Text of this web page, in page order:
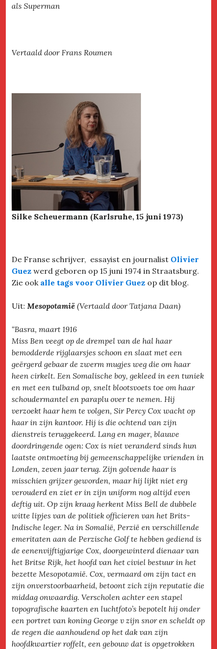
als Superman
Vertaald door Frans Roumen
Silke Scheuermann (Karlsruhe, 15 juni 1973)
De Franse schrijver, essayist en journalist Olivier
Guez werd geboren op 15 juni 1974 in Straatsburg.
Zie ook alle tags voor Olivier Guez op dit blog.
Uit: Mesopotamië (Vertaald door Tatjana Daan)
“Basra, maart 1916
Miss Ben veegt op de drempel van de hal haar
bemodderde rijglaarsjes schoon en slaat met een
geërgerd gebaar de zwerm mugjes weg die om haar
heen cirkelt. Een Somalische boy, gekleed in een tuniek
en met een tulband op, snelt blootsvoets toe om haar
schoudermantel en paraplu over te nemen. Hij
verzoekt haar hem te volgen, Sir Percy Cox wacht op
haar in zijn kantoor. Hij is die ochtend van zijn
dienstreis teruggekeerd. Lang en mager, blauwe
doordringende ogen: Cox is niet veranderd sinds hun
laatste ontmoeting bij gemeenschappelijke vrienden in
Londen, zeven jaar terug. Zijn golvende haar is
misschien grijzer geworden, maar hij lijkt niet erg
verouderd en ziet er in zijn uniform nog altijd even
deftig uit. Op zijn kraag herkent Miss Bell de dubbele
witte lipjes van de politiek officieren van het Brits-
Indische leger. Na in Somalië, Perzië en verschillende
emeritaten aan de Perzische Golf te hebben gediend is
de eenenvijftigjarige Cox, doorgewinterd dienaar van
het Britse Rijk, het hoofd van het civiel bestuur in het
bezette Mesopotamië. Cox, vermaard om zijn tact en
zijn onverstoorbaarheid, betoont zich zijn reputatie die
middag onwaardig. Verscholen achter een stapel
topografische kaarten en luchtfoto’s bepotelt hij onder
een portret van koning George v zijn snor en scheldt op
de regen die aanhoudend op het dak van zijn
hoofdkwartier roffelt, een gebouw dat is opgetrokken